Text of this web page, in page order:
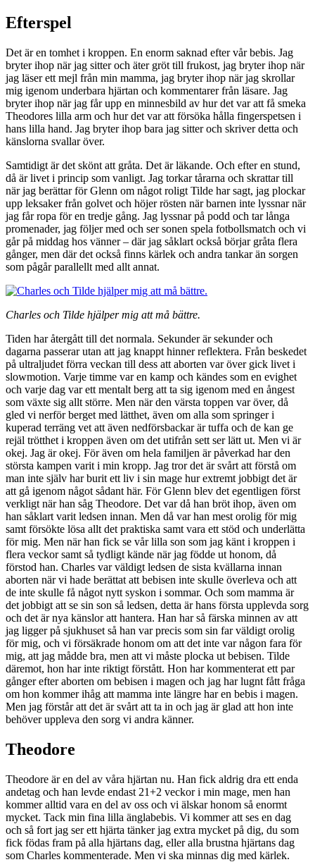
Efterspel
Det är en tomhet i kroppen. En enorm saknad efter vår bebis. Jag
bryter ihop när jag sitter och äter gröt till frukost, jag bryter ihop när
jag läser ett mejl från min mamma, jag bryter ihop när jag skrollar
mig igenom underbara hjärtan och kommentarer från läsare. Jag
bryter ihop när jag får upp en minnesbild av hur det var att få smeka
Theodores lilla arm och hur det var att försöka hålla fingerspetsen i
hans lilla hand. Jag bryter ihop bara jag sitter och skriver detta och
känslorna svallar över.
Samtidigt är det skönt att gråta. Det är läkande. Och efter en stund,
då är livet i princip som vanligt. Jag torkar tårarna och skrattar till
när jag berättar för Glenn om något roligt Tilde har sagt, jag plockar
upp leksaker från golvet och höjer rösten när barnen inte lyssnar när
jag får ropa för en tredje gång. Jag lyssnar på podd och tar långa
promenader, jag följer med och ser sonen spela fotbollsmatch och vi
går på middag hos vänner – där jag såklart också börjar gråta flera
gånger, men där det också finns kärlek och andra tankar än sorgen
som pågår parallellt med allt annat.
Charles och Tilde hjälper mig att må bättre.
Tiden har återgått till det normala. Sekunder är sekunder och
dagarna passerar utan att jag knappt hinner reflektera. Från beskedet
på ultraljudet förra veckan till dess att aborten var över gick livet i
slowmotion. Varje timme var en kamp och kändes som en evighet
och varje dag var ett mentalt berg att ta sig igenom med en ångest
som växte sig allt större. Men när den värsta toppen var över, då
gled vi nerför berget med lätthet, även om alla som springer i
kuperad terräng vet att även nedförsbackar är tuffa och de kan ge
rejäl trötthet i kroppen även om det utifrån sett ser lätt ut. Men vi är
okej. Jag är okej. För även om hela familjen är påverkad har den
största kampen varit i min kropp. Jag tror det är svårt att förstå om
man inte själv har burit ett liv i sin mage hur extremt jobbigt det är
att gå igenom något sådant här. För Glenn blev det egentligen först
verkligt när han såg Theodore. Det var då han bröt ihop, även om
han såklart varit ledsen innan. Men då var han mest orolig för mig
samt försökte lösa allt det praktiska samt vara ett stöd och underlätta
för mig. Men när han fick se vår lilla son som jag känt i kroppen i
flera veckor samt så tydligt kände när jag födde ut honom, då
förstod han. Charles var väldigt ledsen de sista kvällarna innan
aborten när vi hade berättat att bebisen inte skulle överleva och att
de inte skulle få något nytt syskon i sommar. Och som mamma är
det jobbigt att se sin son så ledsen, detta är hans första upplevda sorg
och det är nya känslor att hantera. Han har så färska minnen av att
jag ligger på sjukhuset så han var precis som sin far väldigt orolig
för mig, och vi försäkrade honom om att det inte var någon fara för
mig, att jag mådde bra, men att vi måste plocka ut bebisen. Tilde
däremot, hon har inte riktigt förstått. Hon har kommenterat ett par
gånger efter aborten om bebisen i magen och jag har lugnt fått fråga
om hon kommer ihåg att mamma inte längre har en bebis i magen.
Men jag förstår att det är svårt att ta in och jag är glad att hon inte
behöver uppleva den sorg vi andra känner.
Theodore
Theodore är en del av våra hjärtan nu. Han fick aldrig dra ett enda
andetag och han levde endast 21+2 veckor i min mage, men han
kommer alltid vara en del av oss och vi älskar honom så enormt
mycket. Tack min fina lilla änglabebis. Vi kommer att ses en dag
och så fort jag ser ett hjärta tänker jag extra mycket på dig, du som
fick födas fram på alla hjärtans dag, eller alla brustna hjärtans dag
som Charles kommenterade. Men vi ska minnas dig med kärlek.